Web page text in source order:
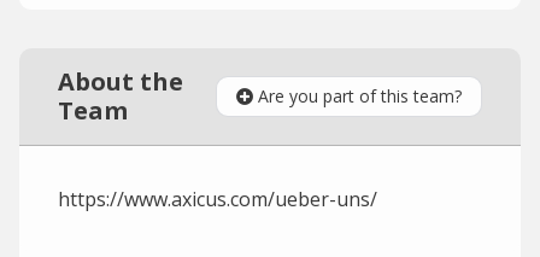
About the
Team
Are you part of this team?
https://www.axicus.com/ueber-uns/